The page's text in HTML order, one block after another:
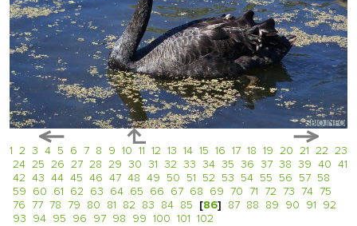
1 2 3 4 5 6 7 8 9 10 11 12 13 14 15 16 17 18 19 20 21 22 23
24 25 26 27 28 29 30 31 32 33 34 35 36 37 38 39 40 41
42 43 44 45 46 47 48 49 50 51 52 53 54 55 56 57 58
59 60 61 62 63 64 65 66 67 68 69 70 71 72 73 74 75
76 77 78 79 80 81 82 83 84 85 [86] 87 88 89 90 91 92
93 94 95 96 97 98 99 100 101 102